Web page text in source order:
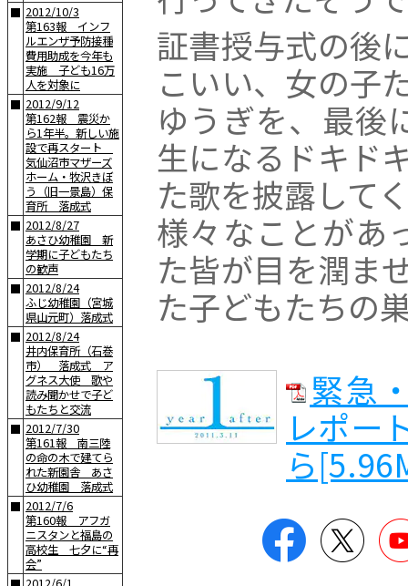
■ 2012/10/3
第163報 インフ
ルエンザ予防接種
費用助成を今年も
実施 子ども16万
人を対象に
■ 2012/9/12
第162報 震災か
ら1年半。新しい施
設で再スタート
気仙沼市マザーズ
ホーム・牧沢きぼ
う（旧一景島）保
育所 落成式
■ 2012/8/27
あさひ幼稚園 新
学期に子どもたち
の歓声
■ 2012/8/24
ふじ幼稚園（宮城
県山元町）落成式
■ 2012/8/24
井内保育所（石巻
市） 落成式 ア
グネス大使 歌や
読み聞かせで子ど
もたちと交流
■ 2012/7/30
第161報 南三陸
の命の木で建てら
れた新園舎 あさ
ひ幼稚園 落成式
■ 2012/7/6
第160報 アフガ
ニスタンと福島の
高校生 七夕に“再
会”
証書授与式の後
こいい、女の子
ゆうぎを、最後
生になるドキド
た歌を披露して
様々なことがあ
た皆が目を潤ま
た子どもたちの
緊急
レポー
ら
Facebook